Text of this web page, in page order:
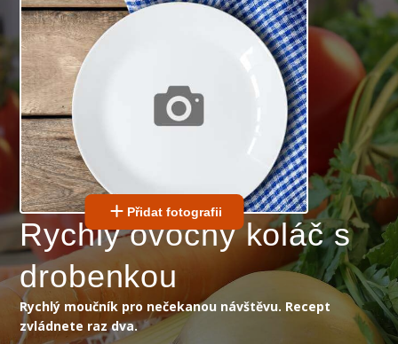
Přidat fotografii
Rychlý ovocný koláč s
drobenkou
Rychlý moučník pro nečekanou návštěvu. Recept
zvládnete raz dva.